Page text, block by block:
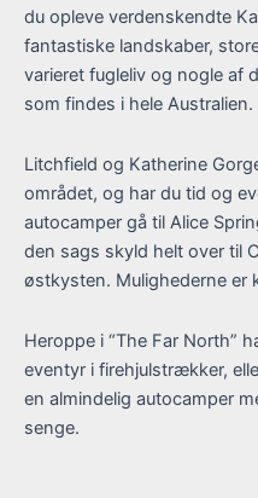
du opleve verdenskendte
fantastiske landskaber,
varieret fugleliv og nogle af
som findes i hele Australien.
Litchfield og Katherine
området, og har du tid og
autocamper gå til Alice
den sags skyld helt over til
østkysten. Mulighederne er
Heroppe i “The Far North”
eventyr i firehjulstrækker,
en almindelig autocamper
senge.